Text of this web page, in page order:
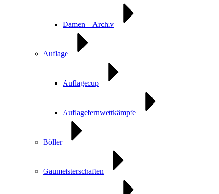
Damen – Archiv
Auflage
Auflagecup
Auflagefernwettkämpfe
Böller
Gaumeisterschaften